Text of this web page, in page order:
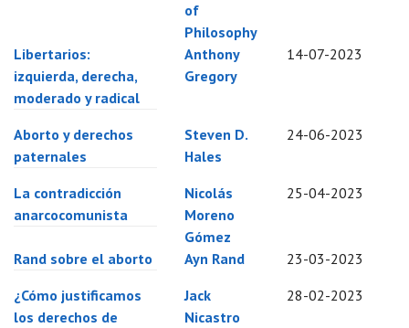
of
Philosophy
Libertarios:
izquierda, derecha,
moderado y radical
Anthony
Gregory
14-07-2023
Aborto y derechos
paternales
Steven D.
Hales
24-06-2023
La contradicción
anarcocomunista
Nicolás
Moreno
Gómez
25-04-2023
Rand sobre el aborto Ayn Rand
23-03-2023
¿Cómo justificamos
los derechos de
Jack
Nicastro
28-02-2023